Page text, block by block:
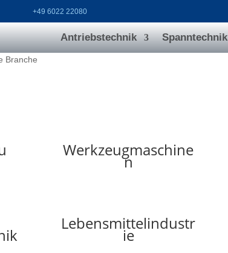
+49 6022 22080
Antriebstechnik Spanntechnik
Branche
Werkzeugmaschine
n
Lebensmittelindustr
ie